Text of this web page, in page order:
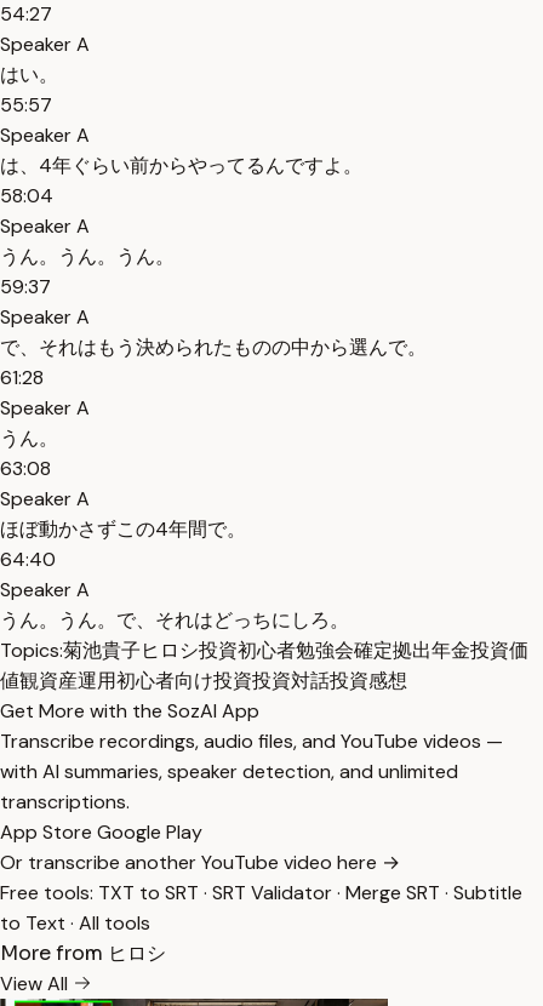
54:27
Speaker A
はい。
55:57
Speaker A
は、4年ぐらい前からやってるんですよ。
58:04
Speaker A
うん。うん。うん。
59:37
Speaker A
で、それはもう決められたものの中から選んで。
61:28
Speaker A
うん。
63:08
Speaker A
ほぼ動かさずこの4年間で。
64:40
Speaker A
うん。うん。で、それはどっちにしろ。
Topics:菊池貴子ヒロシ投資初心者勉強会確定拠出年金投資価
値観資産運用初心者向け投資投資対話投資感想
Get More with the SozAI App
Transcribe recordings, audio files, and YouTube videos —
with AI summaries, speaker detection, and unlimited
transcriptions.
App Store Google Play
Or transcribe another YouTube video here →
Free tools: TXT to SRT · SRT Validator· Merge SRT · Subtitle
to Text · All tools
More from ヒロシ
View All